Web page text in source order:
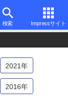
検索 Impressサイト
2021年
2016年